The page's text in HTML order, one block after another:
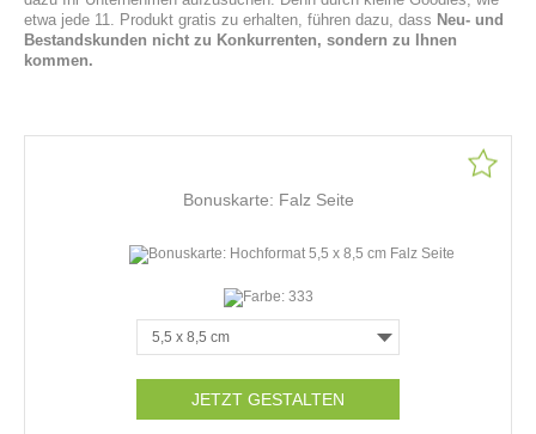
etwa jede 11. Produkt gratis zu erhalten, führen dazu, dass Neu- und
Bestandskunden nicht zu Konkurrenten, sondern zu Ihnen
kommen.
Bonuskarte: Falz Seite
JETZT GESTALTEN